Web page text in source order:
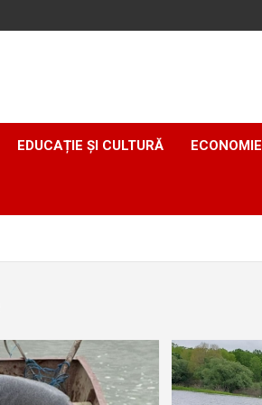
EDUCAȚIE ȘI CULTURĂ ECONOMIE